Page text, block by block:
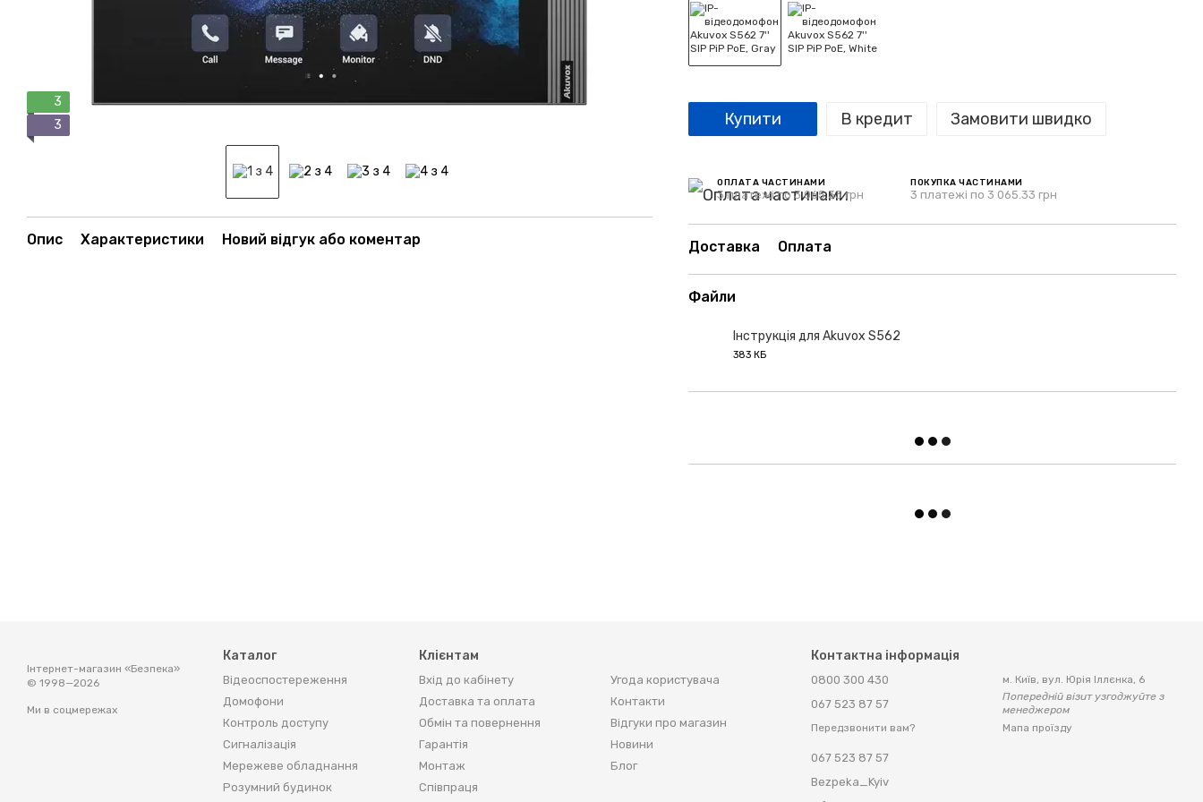
3
3
Опис Характеристики Новий відгук або коментар
Купити В кредит Замовити швидко
ОПЛАТА ЧАСТИНАМИ
3 платежі по 3 065.33 грн
ПОКУПКА ЧАСТИНАМИ
3 платежі по 3 065.33 грн
Доставка Оплата
Файли
Інструкція для Akuvox S562
383 КБ
Інтернет-магазин «Безпека»
© 1998—2026
Ми в соцмережах
Каталог
Відеоспостереження
Домофони
Контроль доступу
Сигналізація
Мережеве обладнання
Розумний будинок
Клієнтам
Вхід до кабінету
Доставка та оплата
Обмін та повернення
Гарантія
Монтаж
Співпраця
Угода користувача
Контакти
Відгуки про магазин
Новини
Блог
Контактна інформація
0800 300 430
067 523 87 57
Передзвонити вам?
067 523 87 57
Bezpeka_Kyiv
м. Київ, вул. Юрія Іллєнка, 6
Попередній візит узгоджуйте з
менеджером
Мапа проїзду